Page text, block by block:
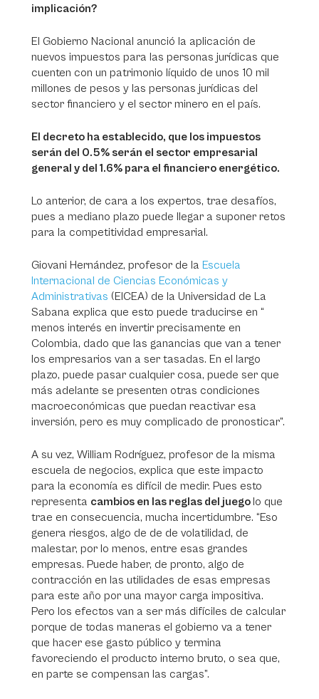
implicación?
El Gobierno Nacional anunció la aplicación de
nuevos impuestos para las personas jurídicas que
cuenten con un patrimonio líquido de unos 10 mil
millones de pesos y las personas jurídicas del
sector financiero y el sector minero en el país.
El decreto ha establecido, que los impuestos
serán del 0.5% serán el sector empresarial
general y del 1.6% para el financiero energético.
Lo anterior, de cara a los expertos, trae desafíos,
pues a mediano plazo puede llegar a suponer retos
para la competitividad empresarial.
Giovani Hernández, profesor de la Escuela
Internacional de Ciencias Económicas y
Administrativas (EICEA) de la Universidad de La
Sabana explica que esto puede traducirse en “
menos interés en invertir precisamente en
Colombia, dado que las ganancias que van a tener
los empresarios van a ser tasadas. En el largo
plazo, puede pasar cualquier cosa, puede ser que
más adelante se presenten otras condiciones
macroeconómicas que puedan reactivar esa
inversión, pero es muy complicado de pronosticar”.
A su vez, William Rodríguez, profesor de la misma
escuela de negocios, explica que este impacto
para la economía es difícil de medir. Pues esto
representa cambios en las reglas del juegolo que
trae en consecuencia, mucha incertidumbre. “Eso
genera riesgos, algo de de de volatilidad, de
malestar, por lo menos, entre esas grandes
empresas. Puede haber, de pronto, algo de
contracción en las utilidades de esas empresas
para este año por una mayor carga impositiva.
Pero los efectos van a ser más difíciles de calcular
porque de todas maneras el gobierno va a tener
que hacer ese gasto público y termina
favoreciendo el producto interno bruto, o sea que,
en parte se compensan las cargas”.